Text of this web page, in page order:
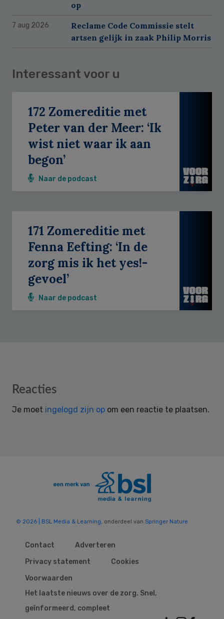
op
7 aug 2026
Reclame Code Commissie stelt
artsen gelijk in zaak Philip Morris
Interessant voor u
172 Zomereditie met
Peter van der Meer: ‘Ik
wist niet waar ik aan
begon’
Naar de podcast
171 Zomereditie met
Fenna Eefting: ‘In de
zorg mis ik het yes!-
gevoel’
Naar de podcast
Reader
Reacties
Je moet ingelogd zijn op om een reactie te plaatsen.
© 2026 | BSL Media & Learning, onderdeel van Springer Nature
Contact
Adverteren
Privacy statement
Cookies
Voorwaarden
Het laatste nieuws over de zorg. Snel,
geïnformeerd, compleet